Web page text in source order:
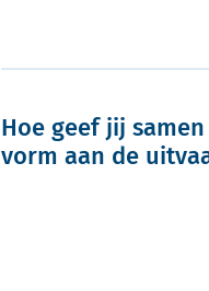
Hoe geef jij
vorm aan de